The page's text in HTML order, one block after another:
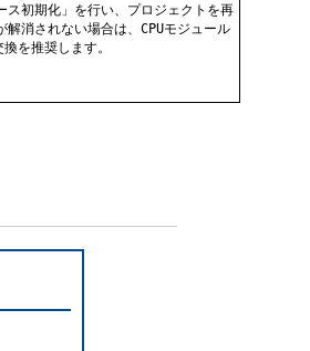
ス初期化」を行い、プロジェクトを再
解消されない場合は、CPUモジュール
を推奨します。